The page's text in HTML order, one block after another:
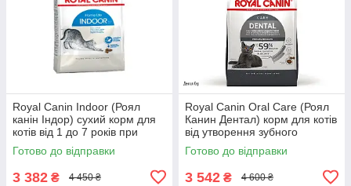
Royal Canin Indoor (Роял
канін Індор) сухий корм для
котів від 1 до 7 років при
малоактивному способі
життя, 10 КГ
Готово до відправки
3 382 ₴ 4 450 ₴
Royal Canin Oral Care (Роял
Канин Дентал) корм для котів
від утворення зубного
каменю, 8 КГ
Готово до відправки
3 542 ₴ 4 600 ₴